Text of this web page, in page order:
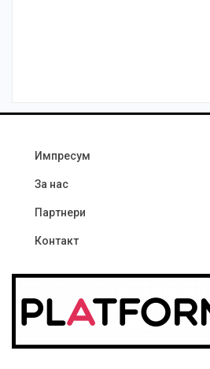
Импресум
За нас
Партнери
Контакт